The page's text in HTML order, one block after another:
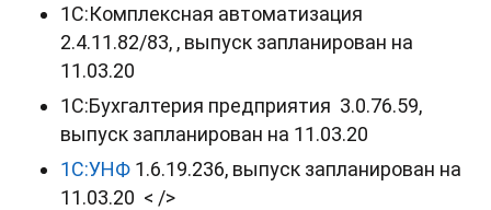
1С:Комплексная автоматизация
2.4.11.82/83, , выпуск запланирован на
11.03.20
1С:Бухгалтерия предприятия 3.0.76.59,
выпуск запланирован на 11.03.20
1С:УНФ 1.6.19.236, выпуск запланирован на
11.03.20 < />